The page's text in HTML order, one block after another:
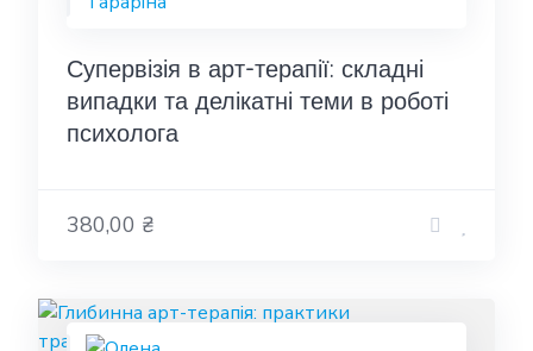
Супервізія в арт-терапії: складні
випадки та делікатні теми в роботі
психолога
380,00 ₴